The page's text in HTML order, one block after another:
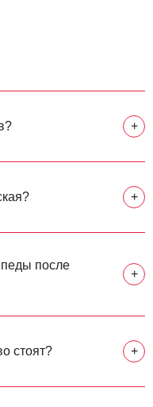
+
+
после
+
стоят? +